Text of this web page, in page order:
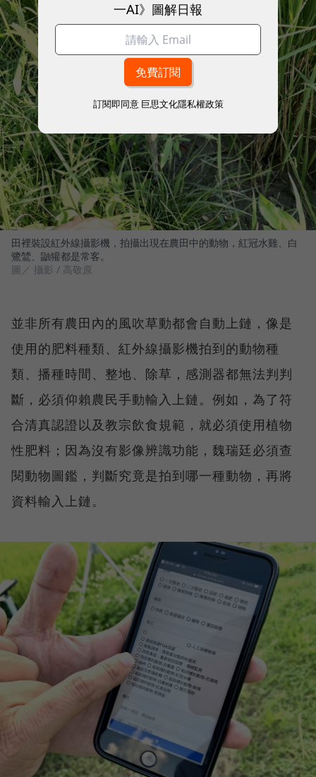
田裡裝設紅外線攝影機，拍攝出現在農田中的動物，紅冠水雞、白
鷺鷥、鼬獾都是常客。
圖／ 攝影 / 高敬原
並非所有農田內的風吹草動都會自動上鏈，像是
使用的肥料種類、紅外線攝影機拍到的動物種
類、播種時間、整地、除草，感測器都無法判判
斷，必須仰賴農民手動輸入上鏈。例如，為了符
合清真認證以及教宗飲食規範，就必須使用植物
性肥料；因為沒有影像辨識功能，魏瑞廷必須查
閱動物圖鑑，判斷究竟是拍到哪一種動物，再將
資料輸入上鏈。
一AI》圖解日報
訂閱即同意 巨思文化隱私權政策